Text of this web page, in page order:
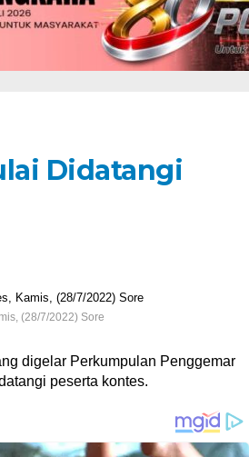
Didatangi
(28/7/2022) Sore
digelar Perkumpulan Penggemar
peserta kontes.